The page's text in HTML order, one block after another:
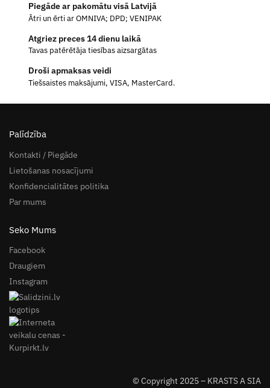
Piegāde ar pakomātu visā Latvijā
Ātri un ērti ar OMNIVA; DPD; VENIPAK
Atgriez preces 14 dienu laikā
Tavas patērētāja tiesības aizsargātas
Droši apmaksas veidi
Tiešsaistes maksājumi, VISA, MasterCard.
Palīdzība
Kontakti / Piegāde
Lietošanas nosacījumi
Konfidencialitātes politika
Par mums
Seko Mums
Facebook
Draugiem
Instagram
© Copyright 2025 – KRASTS A SIA